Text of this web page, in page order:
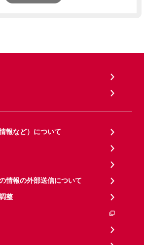
報など）について
情報の外部送信について
整